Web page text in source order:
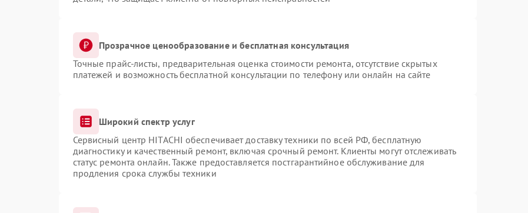
Прозрачное ценообразование и бесплатная консультация
Точные прайс-листы, предварительная оценка стоимости ремонта, отсутствие скрытых
платежей и возможность бесплатной консультации по телефону или онлайн на сайте
Широкий спектр услуг
Сервисный центр HITACHI обеспечивает доставку техники по всей РФ, бесплатную
диагностику и качественный ремонт, включая срочный ремонт. Клиенты могут отслеживать
статус ремонта онлайн. Также предоставляется постгарантийное обслуживание для
продления срока службы техники